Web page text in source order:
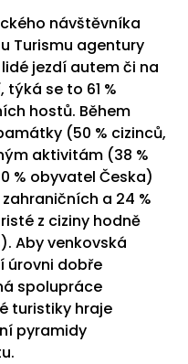
návštěvníka
Turismu agentury
jezdí autem či na
se to 61 %
hostů. Během
(50 % cizinců,
aktivitám (38 %
% obyvatel Česka)
a 24 %
z ciziny hodně
Aby venkovská
úrovni dobře
spolupráce
turistiky hraje
pyramidy